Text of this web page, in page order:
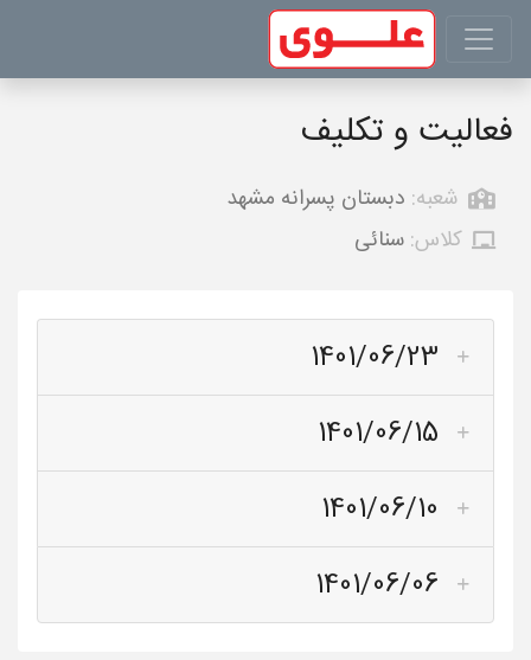
فعالیت و تکلیف
شعبه: دبستان پسرانه مشهد
کلاس: سنائی
1401/06/23
1401/06/15
1401/06/10
1401/06/06